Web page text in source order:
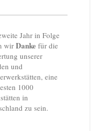
Jahr in Folge
wirDanke für die
unserer
und
eine
1000
in
zu sein.